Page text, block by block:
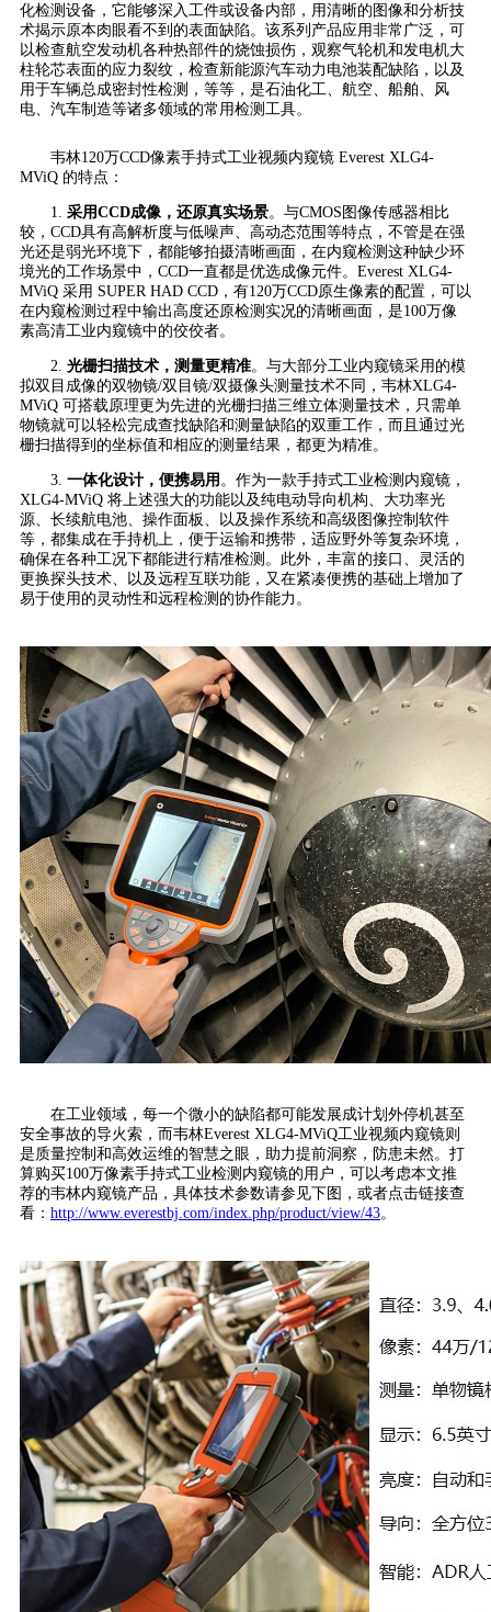
化检测设备，它能够深入工件或设备内部，用清晰的图像和分析技
术揭示原本肉眼看不到的表面缺陷。该系列产品应用非常广泛，可
以检查航空发动机各种热部件的烧蚀损伤，观察气轮机和发电机大
柱轮芯表面的应力裂纹，检查新能源汽车动力电池装配缺陷，以及
用于车辆总成密封性检测，等等，是石油化工、航空、船舶、风
电、汽车制造等诸多领域的常用检测工具。
韦林120万CCD像素手持式工业视频内窥镜 Everest XLG4-
MViQ 的特点：
1. 采用CCD成像，还原真实场景。与CMOS图像传感器相比
较，CCD具有高解析度与低噪声、高动态范围等特点，不管是在强
光还是弱光环境下，都能够拍摄清晰画面，在内窥检测这种缺少环
境光的工作场景中，CCD一直都是优选成像元件。Everest XLG4-
MViQ 采用 SUPER HAD CCD，有120万CCD原生像素的配置，可以
在内窥检测过程中输出高度还原检测实况的清晰画面，是100万像
素高清工业内窥镜中的佼佼者。
2. 光栅扫描技术，测量更精准。与大部分工业内窥镜采用的模
拟双目成像的双物镜/双目镜/双摄像头测量技术不同，韦林XLG4-
MViQ 可搭载原理更为先进的光栅扫描三维立体测量技术，只需单
物镜就可以轻松完成查找缺陷和测量缺陷的双重工作，而且通过光
栅扫描得到的坐标值和相应的测量结果，都更为精准。
3. 一体化设计，便携易用 。作为一款手持式工业检测内窥镜，
XLG4-MViQ 将上述强大的功能以及纯电动导向机构、大功率光
源、长续航电池、操作面板、以及操作系统和高级图像控制软件
等，都集成在手持机上，便于运输和携带，适应野外等复杂环境，
确保在各种工况下都能进行精准检测。此外，丰富的接口、灵活的
更换探头技术、以及远程互联功能，又在紧凑便携的基础上增加了
易于使用的灵动性和远程检测的协作能力。
在工业领域，每一个微小的缺陷都可能发展成计划外停机甚至
安全事故的导火索，而韦林Everest XLG4-MViQ工业视频内窥镜则
是质量控制和高效运维的智慧之眼，助力提前洞察，防患未然。打
算购买100万像素手持式工业检测内窥镜的用户，可以考虑本文推
荐的韦林内窥镜产品，具体技术参数请参见下图，或者点击链接查
看： http://www.everestbj.com/index.php/product/view/43。